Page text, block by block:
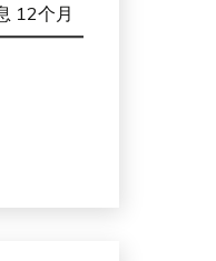
12个月